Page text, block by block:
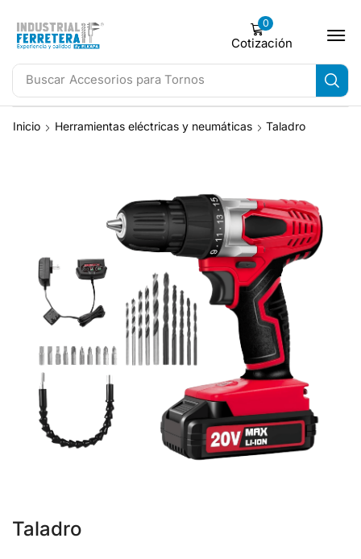
Buscar Accesorios para Tornos
0
Cotización
Inicio Herramientas eléctricas y neumáticas Taladro
Taladro